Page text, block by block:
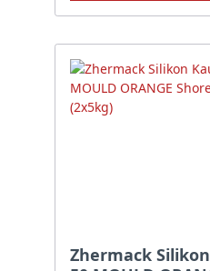
Zhermack